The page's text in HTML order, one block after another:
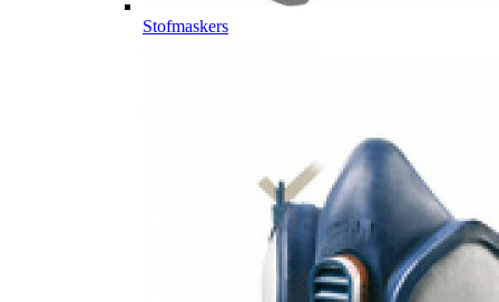
Stofmaskers